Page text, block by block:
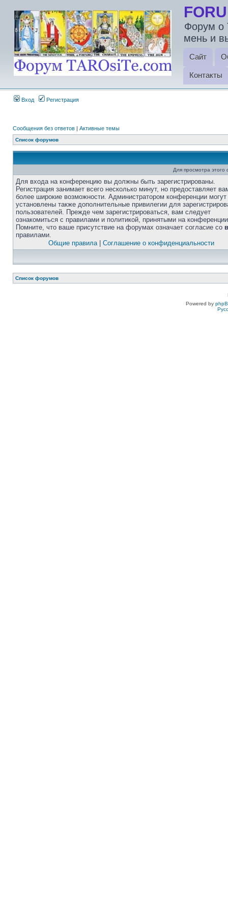
Форум о
мень и
Сайт
Контакты
Вход Регистрация
Сообщения без ответов | Активные темы
Список форумов
Для просмотра
Для входа на конференцию вы должны быть зарегистрированы.
Регистрация занимает всего несколько минут, но предоставляет
более широкие возможности. Администратором конференции
установлены также дополнительные привилегии для
пользователей. Прежде чем зарегистрироваться, вам следует
ознакомиться с правилами и политикой, принятыми на
Помните, что ваше присутствие на форумах означает согласие со
правилами.
Общие правила| Соглашение о конфиденциальности
Список форумов
Powered by